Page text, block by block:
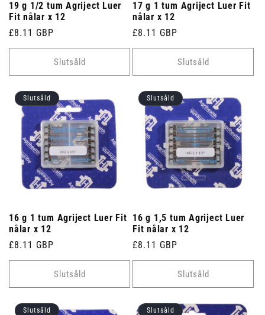
19 g 1/2 tum Agriject Luer
Fit nålar x 12
Ordinarie
pris
£8.11 GBP
Slutsåld
17 g 1 tum Agriject Luer Fit
nålar x 12
Ordinarie
pris
£8.11 GBP
Slutsåld
Slutsåld
16 g 1 tum Agriject Luer Fit
nålar x 12
Ordinarie
pris
£8.11 GBP
Slutsåld
Slutsåld
16 g 1,5 tum Agriject Luer
Fit nålar x 12
Ordinarie
pris
£8.11 GBP
Slutsåld
Slutsåld Slutsåld